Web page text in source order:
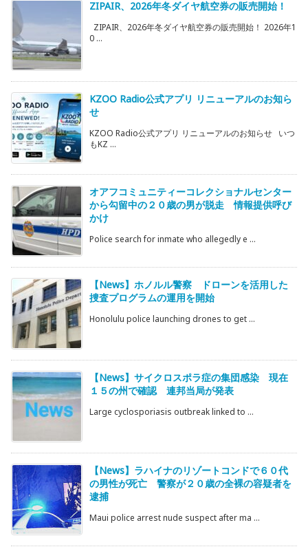
ZIPAIR、2026年冬ダイヤ航空券の販売開始！
ZIPAIR、2026年冬ダイヤ航空券の販売開始！ 2026年1
0 ...
KZOO Radio公式アプリ リニューアルのお知ら
せ
KZOO Radio公式アプリ リニューアルのお知らせ いつ
もKZ ...
オアフコミュニティーコレクショナルセンター
から勾留中の２０歳の男が脱走 情報提供呼び
かけ
Police search for inmate who allegedly e ...
【News】ホノルル警察 ドローンを活用した
捜査プログラムの運用を開始
Honolulu police launching drones to get ...
【News】サイクロスポラ症の集団感染 現在
１５の州で確認 連邦当局が発表
Large cyclosporiasis outbreak linked to ...
【News】ラハイナのリゾートコンドで６０代
の男性が死亡 警察が２０歳の全裸の容疑者を
逮捕
Maui police arrest nude suspect after ma ...